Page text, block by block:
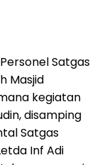
Satgas
Masjid
kegiatan
disamping
Satgas
Inf Adi